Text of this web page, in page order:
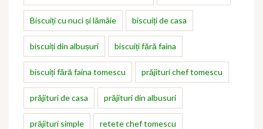
Biscuiți cu nuci și lămâie biscuiți de casa
biscuiți din albușuri biscuiți fără faina
biscuiți fără faina tomescu prăjituri chef tomescu
prăjituri de casa prăjituri din albusuri
prăjituri simple retete chef tomescu